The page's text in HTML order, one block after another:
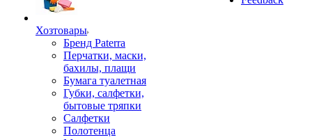
Хозтовары
Бренд Paterra
Перчатки, маски,
бахилы, плащи
Бумага туалетная
Губки, салфетки,
бытовые тряпки
Салфетки
Полотенца